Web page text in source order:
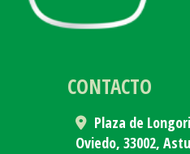
CONTACTO
Plaza de
Oviedo, 33002,